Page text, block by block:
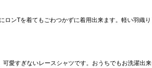
ロンTを着てもごわつかずに着用出来ます。軽い羽織り
愛すぎないレースシャツです。おうちでもお洗濯出来